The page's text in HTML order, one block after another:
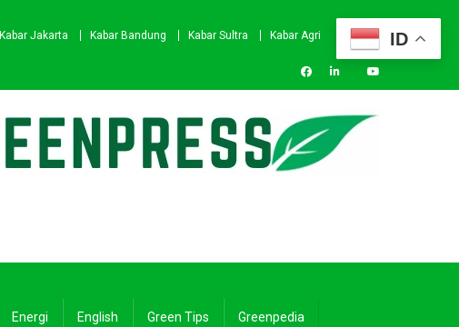
Kabar Jakarta Kabar Bandung Kabar Sultra
Kabar Agri
Energi English Green Tips Greenpedia
ID